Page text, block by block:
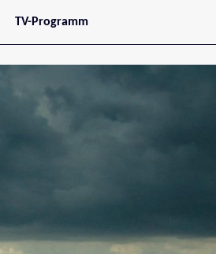
TV-Programm